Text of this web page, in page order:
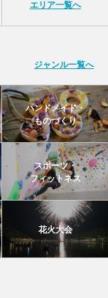
エリア一覧へ
ジャンル一覧へ
ハンドメイド・
ものづくり
スポーツ・
フィットネス
花火大会